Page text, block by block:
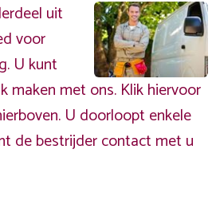
uit
voor
U kunt
maken met ons. Klik hiervoor
U doorloopt enkele
de bestrijder contact met u